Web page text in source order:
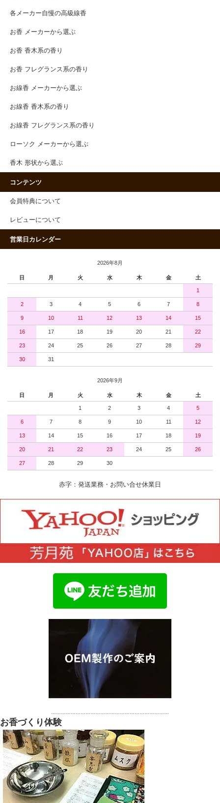
各メーカー自慢の高級線香
お香 メーカーから選ぶ
お香 香木系の香り
お香 フレグランス系の香り
お線香 メーカーから選ぶ
お線香 香木系の香り
お線香 フレグランス系の香り
ローソク メーカーから選ぶ
香木 形状から選ぶ
コンテンツ
会員特典について
レビューについて
営業日カレンダー
2026年8月
日 月 火 水 木 金 土
1
2 3 4 5 6 7 8
9 10 11 12 13 14 15
16 17 18 19 20 21 22
23 24 25 26 27 28 29
30 31
2026年9月
日 月 火 水 木 金 土
1 2 3 4 5
6 7 8 9 10 11 12
13 14 15 16 17 18 19
20 21 22 23 24 25 26
27 28 29 30
赤字：発送業務・お問い合せ休業日
お香づくり体験